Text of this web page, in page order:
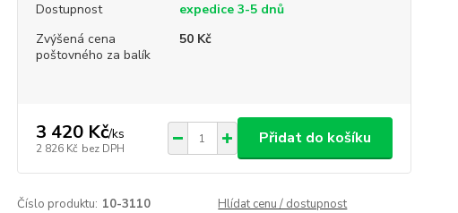
Dostupnost
expedice 3-5 dnů
Zvýšená cena
poštovného za balík
50 Kč
3 420 Kč/ks
2 826 Kč bez DPH
Přidat do košíku
Číslo produktu: 10-3110 Hlídat cenu / dostupnost